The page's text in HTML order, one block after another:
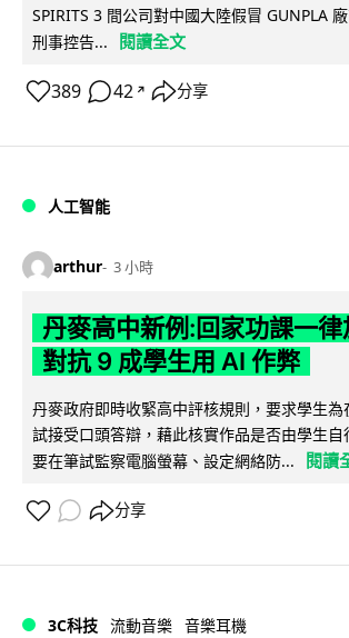
SPIRITS 3 間公司對中國大陸假冒 GUNPLA
刑事控告...
閱讀全文
389 42 ↗ 分享
人工智能
arthur 3 小時
丹麥高中新例:回家功課一
對抗 9 成學生用 AI 作弊
丹麥政府即時收緊高中評核規則，要求學生
試接受口頭答辯，藉此核實作品是否由學生
要在筆試監察電腦螢幕、設定網絡防...
閱讀
分享
3C科技 流動音樂 音樂耳機